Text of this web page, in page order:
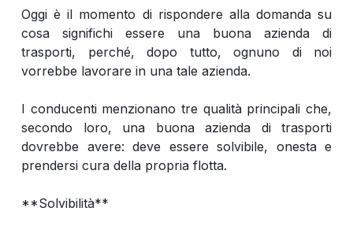
Oggi è il momento di rispondere alla domanda su
cosa significhi essere una buona azienda di
trasporti, perché, dopo tutto, ognuno di noi
vorrebbe lavorare in una tale azienda.
I conducenti menzionano tre qualità principali che,
secondo loro, una buona azienda di trasporti
dovrebbe avere: deve essere solvibile, onesta e
prendersi cura della propria flotta.
**Solvibilità**